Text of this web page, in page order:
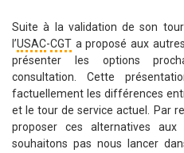
Suite à la validation de son
l’USAC-CGT a proposé aux
présenter les options
consultation. Cette
factuellement les différences
et le tour de service actuel. Par
proposer ces alternatives
souhaitons pas nous lancer